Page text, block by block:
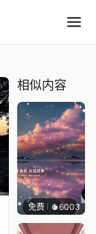
相似内容
免费 6003冰茶